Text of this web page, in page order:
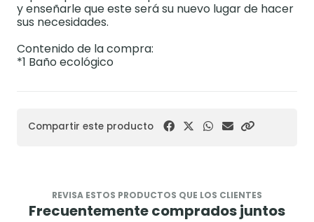
y enseñarle que este será su nuevo lugar de hacer
sus necesidades.
Contenido de la compra:
*1 Baño ecológico
Compartir este producto
REVISA ESTOS PRODUCTOS QUE LOS CLIENTES
Frecuentemente comprados juntos